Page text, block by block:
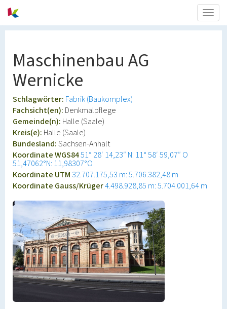
Maschinenbau AG
Wernicke
Schlagwörter: Fabrik (Baukomplex)
Fachsicht(en): Denkmalpflege
Gemeinde(n): Halle (Saale)
Kreis(e): Halle (Saale)
Bundesland:Sachsen-Anhalt
Koordinate WGS8451° 28′ 14,23″ N: 11° 58′ 59,07″ O
51,47062°N: 11,98307°O
Koordinate UTM 32.707.175,53 m: 5.706.382,48 m
Koordinate Gauss/Krüger4.498.928,85 m: 5.704.001,64 m